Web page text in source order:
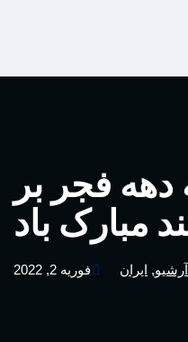
دهه فجر بر
مبارک باد
آرشیو, ایران فوریه 2, 2022